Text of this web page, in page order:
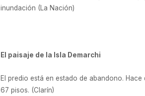
inundación (La Nación)
El paisaje de la Isla Demarchi
El predio está en estado de abandono.
67 pisos. (Clarín)